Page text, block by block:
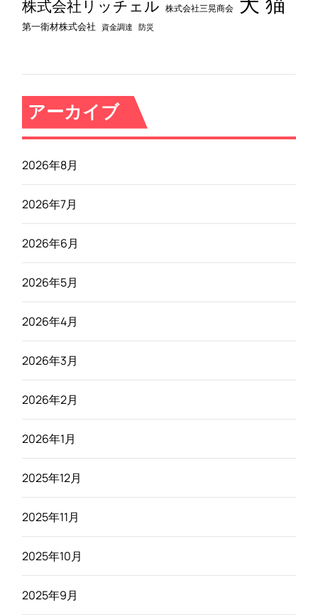
株式会社リッチェル 株式会社三晃商会
第一衛材株式会社 資金調達 防災
アーカイブ
2026年8月
2026年7月
2026年6月
2026年5月
2026年4月
2026年3月
2026年2月
2026年1月
2025年12月
2025年11月
2025年10月
2025年9月